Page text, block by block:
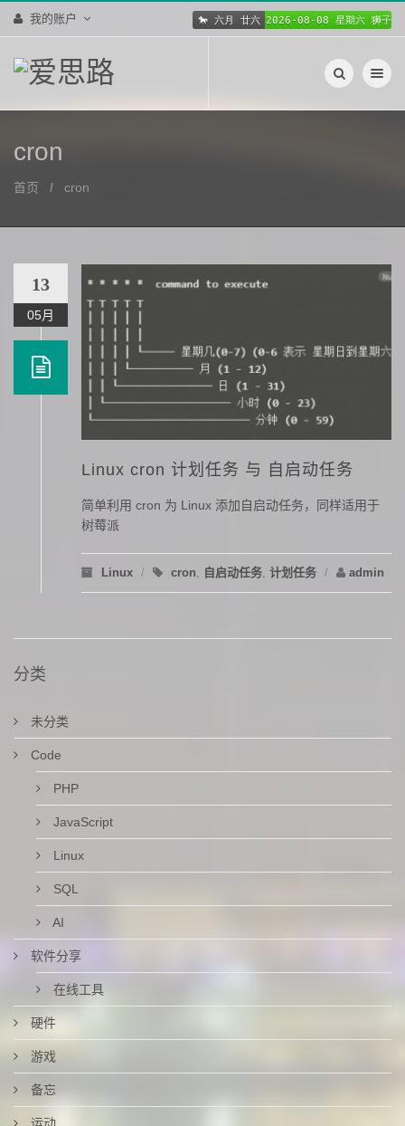
我的账户
切换导航
cron
首页 cron
13
05月
Linux cron 计划任务 与 自启动任务
简单利用 cron 为 Linux 添加自启动任务，同样适用于
树莓派
Linux / cron, 自启动任务, 计划任务 / admin
分类
未分类
Code
PHP
JavaScript
Linux
SQL
AI
软件分享
在线工具
硬件
游戏
备忘